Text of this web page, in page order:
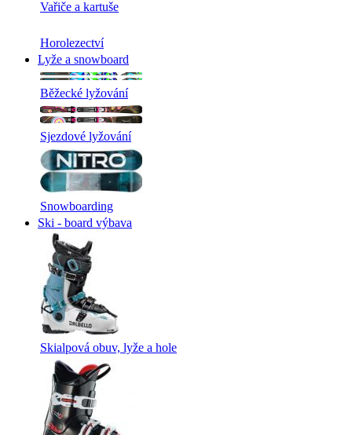
Vařiče a kartuše
Horolezectví
Lyže a snowboard
Běžecké lyžování
Sjezdové lyžování
Snowboarding
Ski - board výbava
Skialpová obuv, lyže a hole